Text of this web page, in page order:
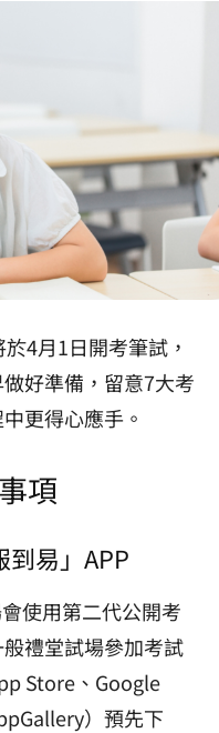
4月1日開考筆試，
好準備，留意7大考
更得心應手。
項
到易」APP
使用第二代公開考
禮堂試場參加考試
Store、Google
）預先下